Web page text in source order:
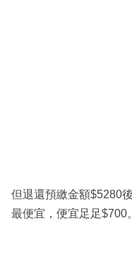
但退還預繳金額$5280
最便宜，便宜足足$700。